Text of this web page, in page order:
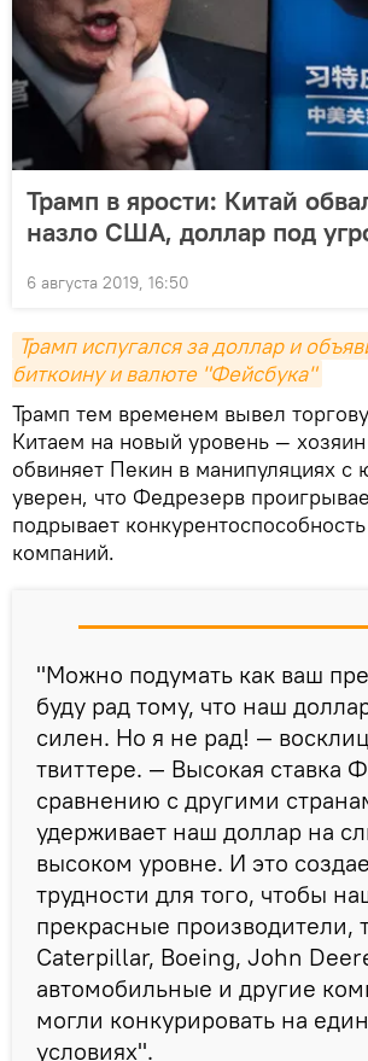
Трамп в ярости: Китай
назло США, доллар под
6 августа 2019, 16:50
Трамп испугался за доллар и
биткоину и валюте "Фейсбука"
Трамп тем временем вывел
Китаем на новый уровень —
обвиняет Пекин в манипуляциях с
уверен, что Федрезерв
подрывает
компаний.
"Можно подумать как ваш
буду рад тому, что наш
силен. Но я не рад! —
твиттере. — Высокая ставка
сравнению с другими
удерживает наш доллар на
высоком уровне. И это
трудности для того, чтобы
прекрасные производители,
Caterpillar, Boeing, John
автомобильные и другие
могли конкурировать на
условиях".